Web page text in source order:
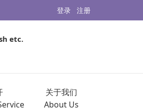
登录 注册
etc.
关于我们
About Us